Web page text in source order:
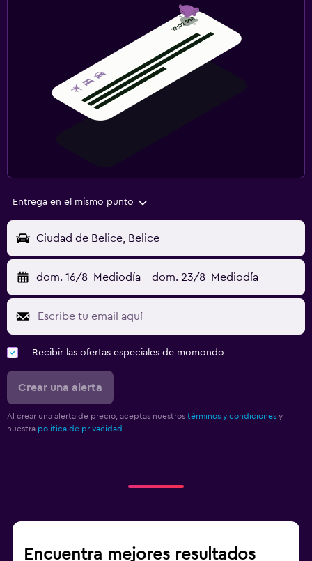
Entrega en el mismo punto
Ciudad de Belice, Belice
dom. 16/8 Mediodía - dom. 23/8 Mediodía
Recibir las ofertas especiales de momondo
Crear una alerta
Al crear una alerta de precio, aceptas nuestros términos y condiciones y
nuestra política de privacidad..
Encuentra mejores resultados